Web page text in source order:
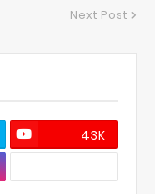
Next Post
43K